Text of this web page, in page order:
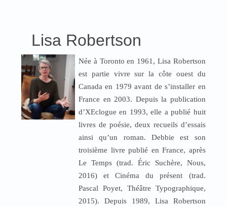
Lisa Robertson
Née à Toronto en 1961, Lisa Robertson
est partie vivre sur la côte ouest du
Canada en 1979 avant de s’installer en
France en 2003. Depuis la publication
d’XEclogue en 1993, elle a publié huit
livres de poésie, deux recueils d’essais
ainsi qu’un roman. Debbie est son
troisième livre publié en France, après
Le Temps (trad. Éric Suchère, Nous,
2016) et Cinéma du présent (trad.
Pascal Poyet, Théâtre Typographique,
2015). Depuis 1989, Lisa Robertson